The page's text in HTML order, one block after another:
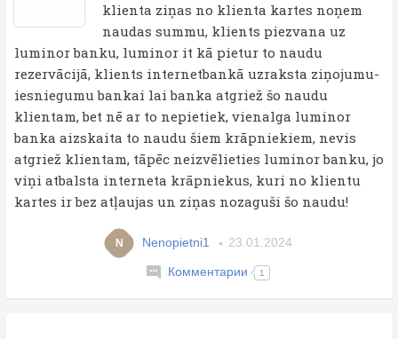
klienta ziņas no klienta kartes noņem
naudas summu, klients piezvana uz
luminor banku, luminor it kā pietur to naudu
rezervācijā, klients internetbankā uzraksta ziņojumu-
iesniegumu bankai lai banka atgriež šo naudu
klientam, bet nē ar to nepietiek, vienalga luminor
banka aizskaita to naudu šiem krāpniekiem, nevis
atgriež klientam, tāpēc neizvēlieties luminor banku, jo
viņi atbalsta interneta krāpniekus, kuri no klientu
kartes ir bez atļaujas un ziņas nozaguši šo naudu!
N Nenopietni1 23.01.2024
Комментарии 1